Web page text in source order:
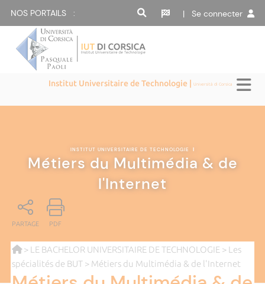
NOS PORTAILS : | Se connecter
Institut Universitaire de Technologie |Università di Corsica
INSTITUT UNIVERSITAIRE DE TECHNOLOGIE |
Métiers du Multimédia & de
l'Internet
PARTAGE PDF
> LE BACHELOR UNIVERSITAIRE DE TECHNOLOGIE > Les
spécialités de BUT > Métiers du Multimédia & de l'Internet